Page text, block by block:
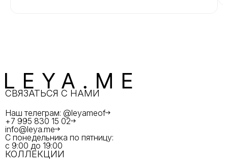
СВЯЗАТЬСЯ С НАМИ
Наш телеграм: @leyameof
+7 995 830 15 02
info@leya.me
С понедельника по пятницу:
с 9:00 до 19:00
КОЛЛЕКЦИИ